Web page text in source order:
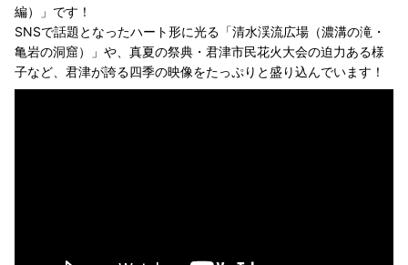
編）」です！
SNSで話題となったハート形に光る「清水渓流広場（濃溝の滝・
亀岩の洞窟）」や、真夏の祭典・君津市民花火大会の迫力ある様
子など、君津が誇る四季の映像をたっぷりと盛り込んでいます！